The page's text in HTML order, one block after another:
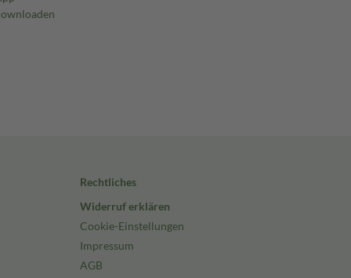
Rechtliches
Widerruf erklären
Cookie-Einstellungen
Impressum
AGB